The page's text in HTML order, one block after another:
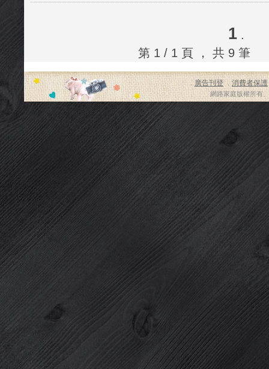
1.
第 1 / 1 頁 ， 共
．廣告刊登． 消費者保護
網路家庭版權所有